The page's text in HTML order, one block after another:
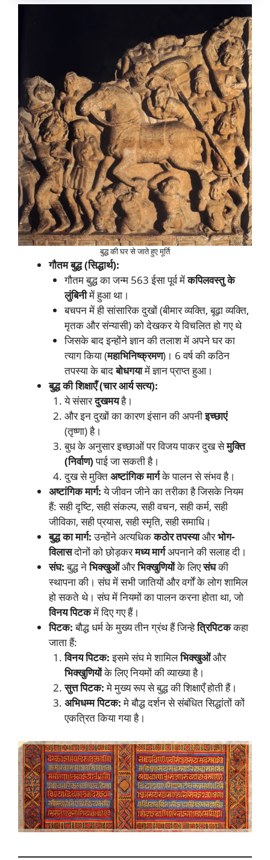
बुद्ध की घर से जाते हुए मूर्ति
गौतम बुद्ध (सिद्धार्थ):
गौतम बुद्ध का जन्म 563 ईसा पूर्व मेंकपिलवस्तु के
लुंबिनीमें हुआ था।
बचपन में ही सांसारिक दुखों (बीमार व्यक्ति, बूढ़ा व्यक्ति,
मृतक और संन्यासी) को देखकर ये विचलित हो गए थे
जिसके बाद इन्होंने ज्ञान की तलाश में अपने घर का
त्याग किया (महाभिनिष्क्रमण)। 6 वर्ष की कठिन
तपस्या के बादबोधगयामें ज्ञान प्राप्त हुआ।
बुद्ध की शिक्षाएँ (चार आर्य सत्य):
ये संसारदुखमयहै।
और इन दुखों का कारण इंसान की अपनीइच्छाएं
(तृष्णा) है।
बुध के अनुसार इच्छाओं पर विजय पाकर दुख सेमुक्ति
(निर्वाण)पाई जा सकती है।
दुख से मुक्तिअष्टांगिक मार्गके पालन से संभव है।
अष्टांगिक मार्ग:ये जीवन जीने का तरीका है जिसके नियम
हैं: सही दृष्टि, सही संकल्प, सही वचन, सही कर्म, सही
जीविका, सही प्रयास, सही स्मृति, सही समाधि।
बुद्ध का मार्ग:उन्होंने अत्यधिककठोर तपस्याऔरभोग-
विलासदोनों को छोड़करमध्य मार्गअपनाने की सलाह दी।
संघ:बुद्ध नेभिक्खुओंऔरभिक्खुणियोंके लिएसंघकी
स्थापना की। संघ में सभी जातियों और वर्गों के लोग शामिल
हो सकते थे। संघ में नियमों का पालन करना होता था, जो
विनय पिटकमें दिए गए हैं।
पिटक:बौद्ध धर्म के मुख्य तीन ग्रंथ हैं जिन्हेत्रिपिटककहा
जाता हैं:
विनय पिटक:इसमे संघ मे शामिलभिक्खुओंऔर
भिक्खुणियोंके लिए नियमों की व्याख्या है।
सुत्त पिटक:मे मुख्य रूप से बुद्ध की शिक्षाएँ होती हैं।
अभिधम्म पिटक:मे बौद्ध दर्शन से संबंधित सिद्धांतों कों
एकत्रित किया गया है।